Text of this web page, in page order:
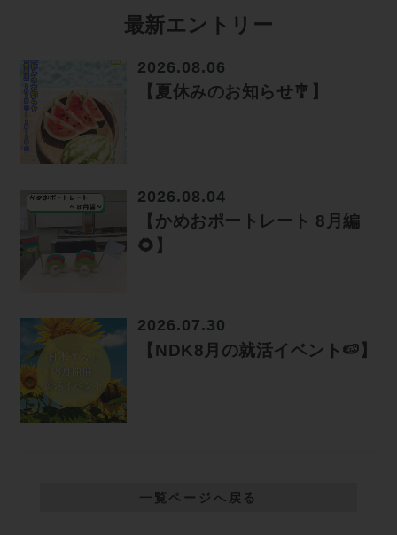
最新エントリー
2026.08.06
【夏休みのお知らせ🎐】
2026.08.04
【かめおポートレート 8月編
🌻】
2026.07.30
【NDK8月の就活イベント🍉】
一覧ページへ戻る